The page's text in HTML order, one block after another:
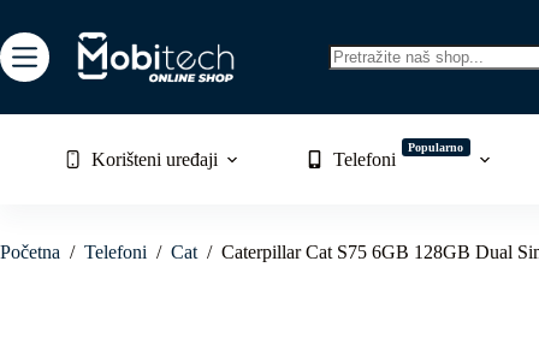
to
content
Korišteni uređaji Telefoni
Popularno
Početna / Telefoni / Cat / Caterpillar Cat S75 6GB 128GB Dual